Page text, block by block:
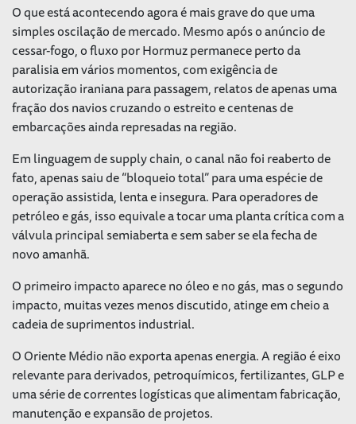
O que está acontecendo agora é mais grave do que uma
simples oscilação de mercado. Mesmo após o anúncio de
cessar-fogo, o fluxo por Hormuz permanece perto da
paralisia em vários momentos, com exigência de
autorização iraniana para passagem, relatos de apenas uma
fração dos navios cruzando o estreito e centenas de
embarcações ainda represadas na região.
Em linguagem de supply chain, o canal não foi reaberto de
fato, apenas saiu de “bloqueio total” para uma espécie de
operação assistida, lenta e insegura. Para operadores de
petróleo e gás, isso equivale a tocar uma planta crítica com a
válvula principal semiaberta e sem saber se ela fecha de
novo amanhã.
O primeiro impacto aparece no óleo e no gás, mas o segundo
impacto, muitas vezes menos discutido, atinge em cheio a
cadeia de suprimentos industrial.
O Oriente Médio não exporta apenas energia. A região é eixo
relevante para derivados, petroquímicos, fertilizantes, GLP e
uma série de correntes logísticas que alimentam fabricação,
manutenção e expansão de projetos.